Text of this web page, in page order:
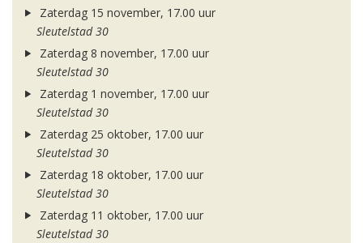
Zaterdag 15 november, 17.00 uur
Sleutelstad 30
Zaterdag 8 november, 17.00 uur
Sleutelstad 30
Zaterdag 1 november, 17.00 uur
Sleutelstad 30
Zaterdag 25 oktober, 17.00 uur
Sleutelstad 30
Zaterdag 18 oktober, 17.00 uur
Sleutelstad 30
Zaterdag 11 oktober, 17.00 uur
Sleutelstad 30